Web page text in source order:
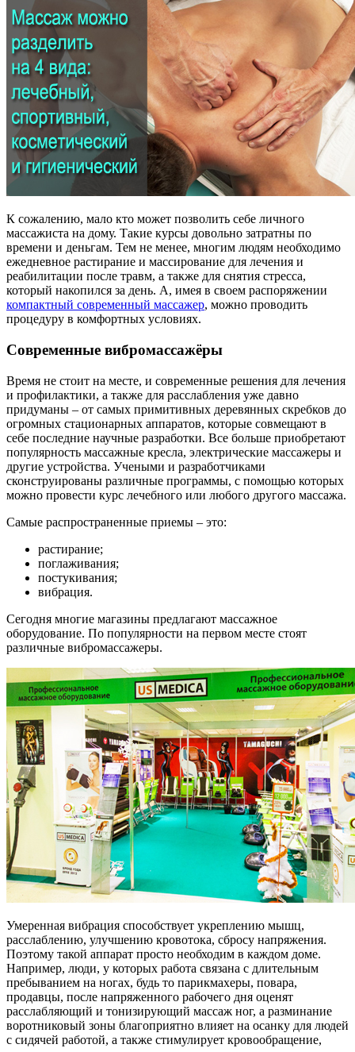
К сожалению, мало кто может позволить себе личного
массажиста на дому. Такие курсы довольно затратны по
времени и деньгам. Тем не менее, многим людям необходимо
ежедневное растирание и массирование для лечения и
реабилитации после травм, а также для снятия стресса,
который накопился за день. А, имея в своем распоряжении
компактный современный массажер, можно проводить
процедуру в комфортных условиях.
Современные вибромассажёры
Время не стоит на месте, и современные решения для лечения
и профилактики, а также для расслабления уже давно
придуманы – от самых примитивных деревянных скребков до
огромных стационарных аппаратов, которые совмещают в
себе последние научные разработки. Все больше приобретают
популярность массажные кресла, электрические массажеры и
другие устройства. Учеными и разработчиками
сконструированы различные программы, с помощью которых
можно провести курс лечебного или любого другого массажа.
Самые распространенные приемы – это:
растирание;
поглаживания;
постукивания;
вибрация.
Сегодня многие магазины предлагают массажное
оборудование. По популярности на первом месте стоят
различные вибромассажеры.
Умеренная вибрация способствует укреплению мышц,
расслаблению, улучшению кровотока, сбросу напряжения.
Поэтому такой аппарат просто необходим в каждом доме.
Например, люди, у которых работа связана с длительным
пребыванием на ногах, будь то парикмахеры, повара,
продавцы, после напряженного рабочего дня оценят
расслабляющий и тонизирующий массаж ног, а разминание
воротниковый зоны благоприятно влияет на осанку для людей
с сидячей работой, а также стимулирует кровообращение,